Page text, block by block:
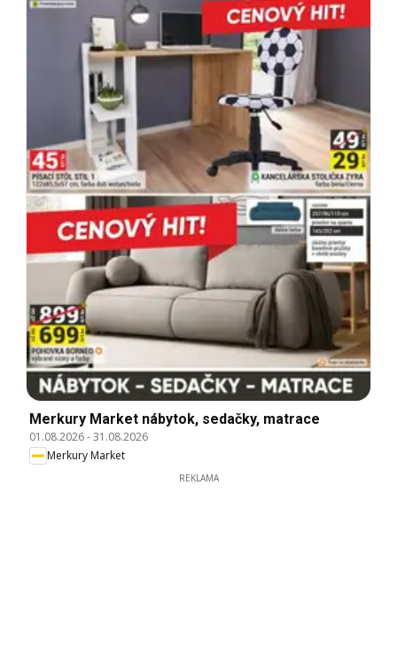
Merkury Market nábytok, sedačky, matrace
01.08.2026-31.08.2026
Merkury Market
REKLAMA